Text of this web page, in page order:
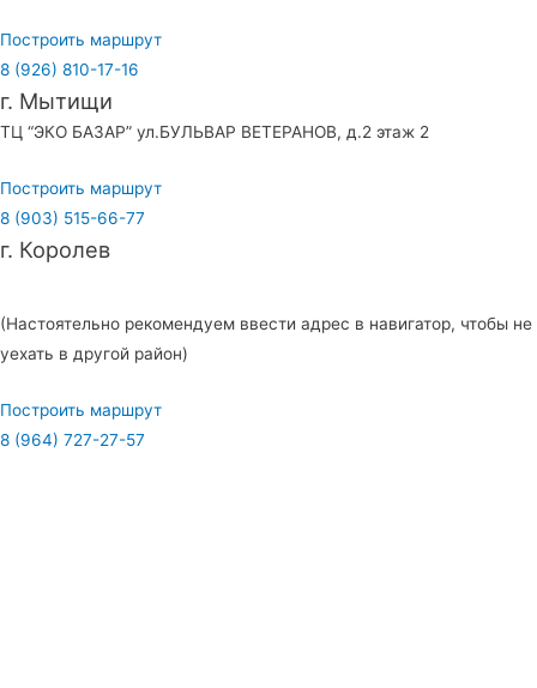
Построить маршрут
8 (926) 810-17-16
г. Мытищи
ТЦ “ЭКО БАЗАР” ул.БУЛЬВАР ВЕТЕРАНОВ, д.2 этаж 2
Построить маршрут
8 (903) 515-66-77
г. Королев
(Настоятельно рекомендуем ввести адрес в навигатор, чтобы не
уехать в другой район)
Построить маршрут
8 (964) 727-27-57